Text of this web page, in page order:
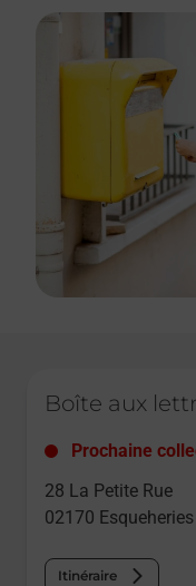
Boîte aux
Prochaine
28 La Petite Rue
02170 Esqueheries
Itinéraire